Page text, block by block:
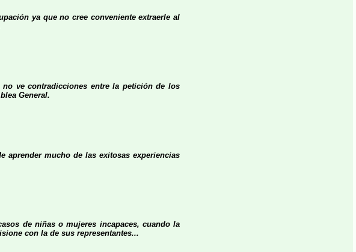
ya que no cree conveniente extraerle al
ve contradicciones entre la petición de los
General.
aprender mucho de las exitosas experiencias
de niñas o mujeres incapaces, cuando la
con la de sus representantes...